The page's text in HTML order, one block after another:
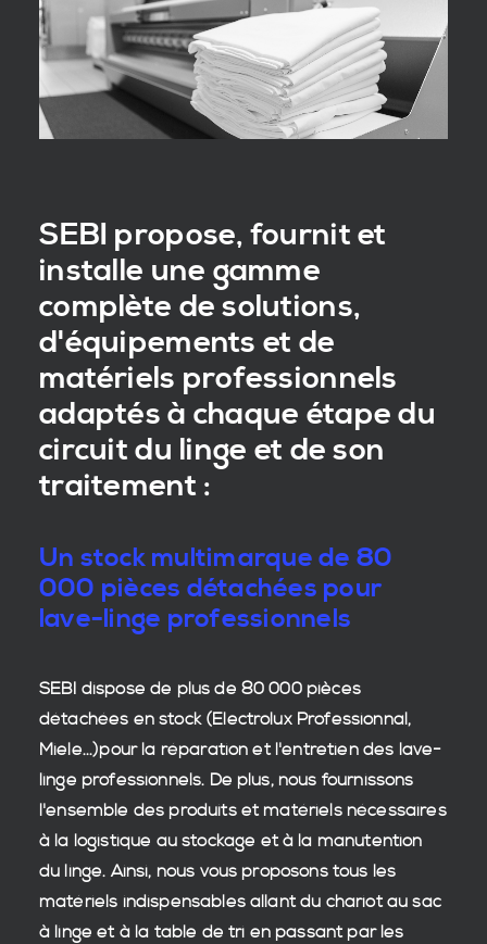
SEBI propose, fournit et
installe une gamme
complète de solutions,
d'équipements et de
matériels professionnels
adaptés à chaque étape du
circuit du linge et de son
traitement :
Un stock multimarque de 80
000 pièces détachées pour
lave-linge professionnels
SEBI dispose de plus de 80 000pièces
détachées en stock(Electrolux Professionnal,
Miele...)pour la réparation et l'entretien des lave-
linge professionnels. De plus, nous fournissons
l'ensemble des produits et matériels nécessaires
à la logistique au stockage et à la manutention
du linge. Ainsi, nous vous proposons tous les
matériels indispensables allant du chariot au sac
à linge et à la table de tri en passant par les